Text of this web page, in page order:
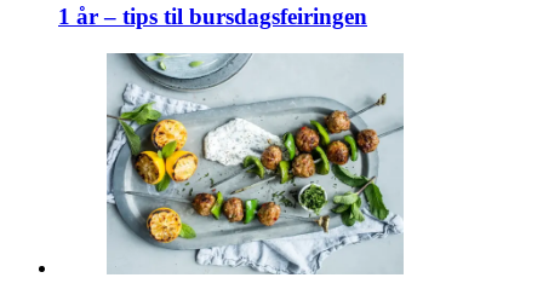
1 år – tips til bursdagsfeiringen